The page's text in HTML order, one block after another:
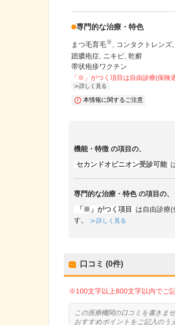
専門的な治療・特色
まつ毛育毛※ コンタクトレンズ
蹠膿疱症
ニキビ 乾癬
帯状疱疹ワクチン
「※」がつく項目は自由診療(保険
詳しく見る
本情報に関するご注意
機能・特徴 の項目の、
セカンドオピニオン受診可能
専門的な治療・特色の項目の、
「※」がつく項目
は自由診療
す。
詳しく見る
口コミ (0件)
※100文字以上800文字以内でご